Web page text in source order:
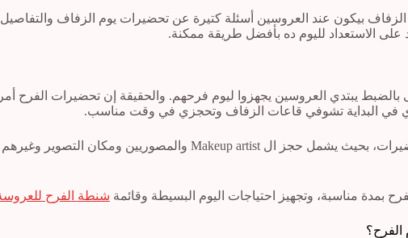
بيكون عند العروسين أسئلة كتيرة عن تحضيرات يوم الزفاف
الاستعداد لليوم ده بأفضل طريقة ممكنة.
بالضبط يبتدي العروسين يجهزوا ليوم فرحهم. والحقيقة إن تحضيرات
بمدة مناسبة، وتجهيز احتياجات اليوم البسيطة وقائمة شنطة الفرح